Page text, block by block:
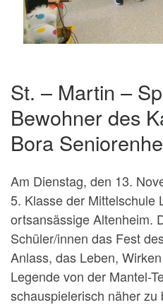
St. – Martin –
Bewohner des
Bora
Am Dienstag, den 13.
5. Klasse der Mittelschule
ortsansässige Altenheim.
Schüler/innen das Fest
Anlass, das Leben,
Legende von der Mantel-
schauspielerisch näher zu